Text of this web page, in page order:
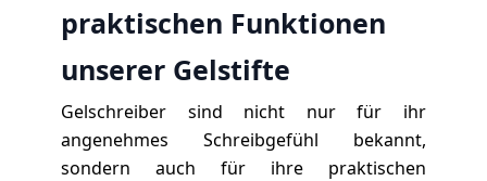
praktischen Funktionen
unserer Gelstifte
Gelschreiber sind nicht nur für ihr
angenehmes Schreibgefühl bekannt,
sondern auch für ihre praktischen